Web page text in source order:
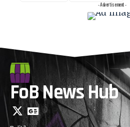
- Advertisement -
FoB News Hub